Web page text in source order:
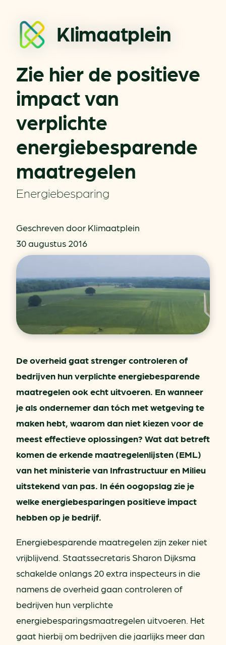
Klimaatplein
Zie hier de positieve
impact van
verplichte
energiebesparende
maatregelen
Energiebesparing
Geschreven door Klimaatplein
30 augustus 2016
De overheid gaat strenger controleren of
bedrijven hun verplichte energiebesparende
maatregelen ook echt uitvoeren. En wanneer
je als ondernemer dan tóch met wetgeving te
maken hebt, waarom dan niet kiezen voor de
meest effectieve oplossingen? Wat dat betreft
komen de erkende maatregelenlijsten (EML)
van het ministerie van Infrastructuur en Milieu
uitstekend van pas. In één oogopslag zie je
welke energiebesparingen positieve impact
hebben op je bedrijf.
Energiebesparende maatregelen zijn zeker niet
vrijblijvend. Staatssecretaris Sharon Dijksma
schakelde onlangs 20 extra inspecteurs in die
namens de overheid gaan controleren of
bedrijven hun verplichte
energiebesparingsmaatregelen uitvoeren. Het
gaat hierbij om bedrijven die jaarlijks meer dan